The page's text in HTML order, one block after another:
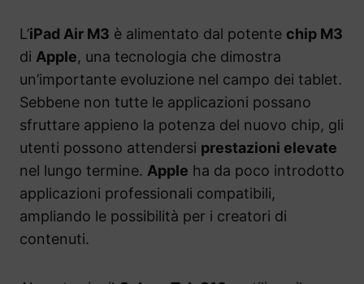
L’iPad Air M3 è alimentato dal potente chip M3
di Apple, una tecnologia che dimostra
un’importante evoluzione nel campo dei tablet.
Sebbene non tutte le applicazioni possano
sfruttare appieno la potenza del nuovo chip, gli
utenti possono attendersi prestazioni elevate
nel lungo termine. Apple ha da poco introdotto
applicazioni professionali compatibili,
ampliando le possibilità per i creatori di
contenuti.